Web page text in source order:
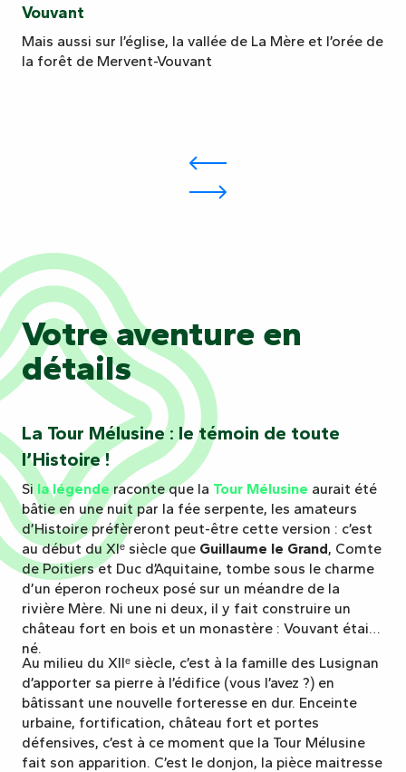
Vouvant
Mais aussi sur l’église, la vallée de La Mère et l’orée de
la forêt de Mervent-Vouvant
Votre aventure en
détails
La Tour Mélusine : le témoin de toute
l’Histoire !
Si la légende raconte que la Tour Mélusine aurait été
bâtie en une nuit par la fée serpente, les amateurs
d’Histoire préfèreront peut-être cette version : c’est
au début du XIᵉ siècle que Guillaume le Grand, Comte
de Poitiers et Duc d’Aquitaine, tombe sous le charme
d’un éperon rocheux posé sur un méandre de la
rivière Mère. Ni une ni deux, il y fait construire un
château fort en bois et un monastère : Vouvant était
né.
Au milieu du XIIᵉ siècle, c’est à la famille des Lusignan
d’apporter sa pierre à l’édifice (vous l’avez ?) en
bâtissant une nouvelle forteresse en dur. Enceinte
urbaine, fortification, château fort et portes
défensives, c’est à ce moment que la Tour Mélusine
fait son apparition. C’est le donjon, la pièce maitresse